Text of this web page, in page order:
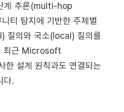
계 추론(multi-hop
티 탐지에 기반한 주제별
질의와 국소(local) 질의를
최근 Microsoft
한 설계 원칙과도 연결되는
다.